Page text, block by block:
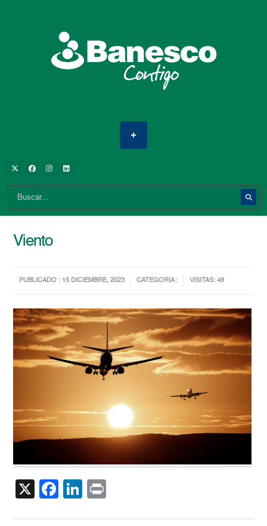
Viento
PUBLICADO : 15 DICIEMBRE, 2023 CATEGORIA : VISITAS: 49
X Facebook
LinkedIn